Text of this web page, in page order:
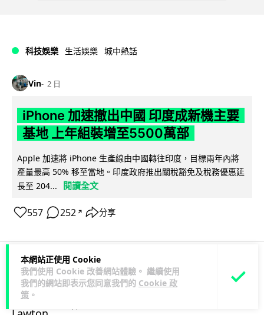
本網站正使用 Cookie
我們使用 Cookie 改善網站體驗。 繼續使用
我們的網站即表示您同意我們的 Cookie 政
策 。
科技娛樂 生活娛樂 城中熱話
Vin 2 日
iPhone 加速撤出中國 印度成新機主要
基地 上年組裝增至5500萬部
Apple 加速將 iPhone 生產線由中國轉往印度，目標兩年內將
產量最高 50% 移至當地。印度政府推出關稅豁免及稅務優惠延
長至 204...
閱讀全文
557 252 ↗ 分享
人工智能